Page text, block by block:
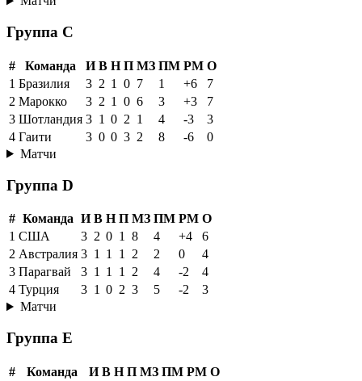
Группа C
# Команда И В Н П МЗ ПМ РМ О
1 Бразилия 3 2 1 0 7 1 +6
7
2 Марокко 3 2 1 0 6 3 +3
7
3 Шотландия 3 1 0 2 1 4 -3
3
4 Гаити 3 0 0 3 2 8 -6
0
Матчи
Группа D
# Команда И В Н П МЗ ПМ РМ О
1 США 3 2 0 1 8 4 +4
6
2 Австралия 3 1 1 1 2 2 0
4
3 Парагвай 3 1 1 1 2 4 -2
4
4 Турция 3 1 0 2 3 5 -2
3
Матчи
Группа E
# Команда И В Н П МЗ ПМ РМ О